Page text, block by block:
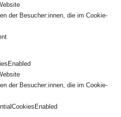
der Besucher:innen, die im Cookie-
der Besucher:innen, die im Cookie-